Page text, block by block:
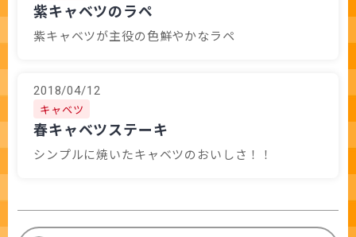
紫キャベツのラペ
紫キャベツが主役の色鮮やかなラペ
2018/04/12
キャベツ
春キャベツステーキ
シンプルに焼いたキャベツのおいしさ！！